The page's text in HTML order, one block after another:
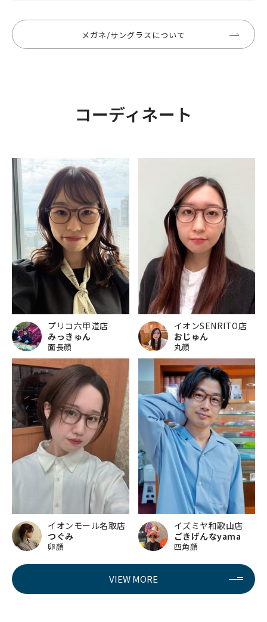
メガネ/サングラスについて
コーディネート
プリコ六甲道店
みっきゅん
面長顔
イオンSENRITO店
おじゅん
丸顔
イオンモール名取店
つぐみ
卵顔
イズミヤ和歌山店
ごきげんなyama
四角顔
VIEW MORE